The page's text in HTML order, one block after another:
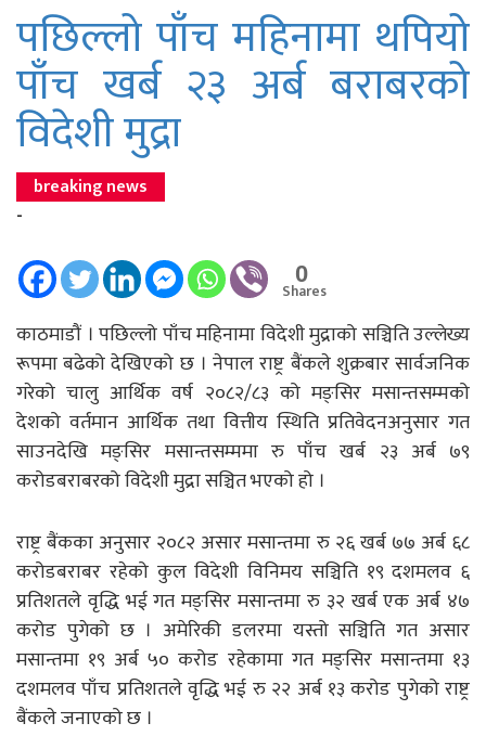
पछिल्लो पाँच महिनामा थपियो
पाँच खर्ब २३ अर्ब बराबरको
विदेशी मुद्रा
breaking news
-
0
Shares
काठमाडौं । पछिल्लो पाँच महिनामा विदेशी मुद्राको सञ्चिति उल्लेख्य
रूपमा बढेको देखिएको छ । नेपाल राष्ट्र बैंकले शुक्रबार सार्वजनिक
गरेको चालु आर्थिक वर्ष २०८२/८३ को मङ्सिर मसान्तसम्मको
देशको वर्तमान आर्थिक तथा वित्तीय स्थिति प्रतिवेदनअनुसार गत
साउनदेखि मङ्सिर मसान्तसम्ममा रु पाँच खर्ब २३ अर्ब ७९
करोडबराबरको विदेशी मुद्रा सञ्चित भएको हो ।
राष्ट्र बैंकका अनुसार २०८२ असार मसान्तमा रु २६ खर्ब ७७ अर्ब ६८
करोडबराबर रहेको कुल विदेशी विनिमय सञ्चिति १९ दशमलव ६
प्रतिशतले वृद्धि भई गत मङ्सिर मसान्तमा रु ३२ खर्ब एक अर्ब ४७
करोड पुगेको छ । अमेरिकी डलरमा यस्तो सञ्चिति गत असार
मसान्तमा १९ अर्ब ५० करोड रहेकामा गत मङ्सिर मसान्तमा १३
दशमलव पाँच प्रतिशतले वृद्धि भई रु २२ अर्ब १३ करोड पुगेको राष्ट्र
बैंकले जनाएको छ ।